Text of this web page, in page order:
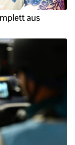
aus